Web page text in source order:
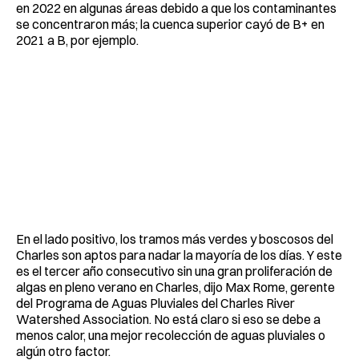
en 2022 en algunas áreas debido a que los contaminantes
se concentraron más; la cuenca superior cayó de B+ en
2021 a B, por ejemplo.
En el lado positivo, los tramos más verdes y boscosos del
Charles son aptos para nadar la mayoría de los días. Y este
es el tercer año consecutivo sin una gran proliferación de
algas en pleno verano en Charles, dijo Max Rome, gerente
del Programa de Aguas Pluviales del Charles River
Watershed Association. No está claro si eso se debe a
menos calor, una mejor recolección de aguas pluviales o
algún otro factor.